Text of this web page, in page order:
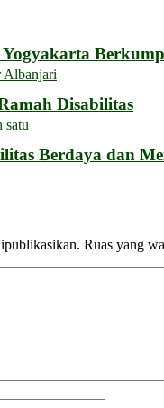
Albanjari
Disabilitas
satu
Berdaya dan
Ruas yang